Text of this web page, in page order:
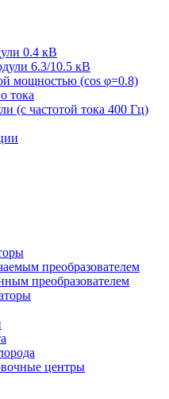
0.4 кВ
6.3/10.5 кВ
мощностью (cos φ=0.8)
тока
(с частотой тока 400 Гц)
преобразователем
преобразователем
центры